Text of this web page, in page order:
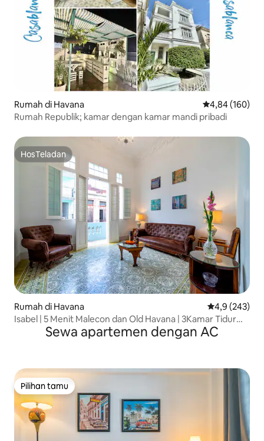
Rumah di Havana Nilai rata-rata
4,84 (160)
Rumah Republik; kamar dengan kamar mandi pribadi
HosTeladan
HosTeladan
Rumah di Havana Nilai rata-rata
4,9 (243)
Isabel | 5 Menit Malecon dan Old Havana | 3Kamar Tidur
Sewa apartemen dengan AC
Pilihan tamu
Pilihan tamu